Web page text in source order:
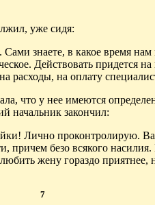
уже сидя:
знаете, в какое время нам
Действовать придется
расходы, на оплату
что у нее имеются
начальник закончил:
Лично проконтролирую.
причем безо всякого
жену гораздо приятнее,
7